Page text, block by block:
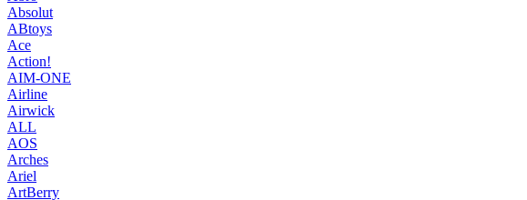
Absolut
ABtoys
Ace
Action!
AIM-ONE
Airline
Airwick
ALL
AOS
Arches
Ariel
ArtBerry